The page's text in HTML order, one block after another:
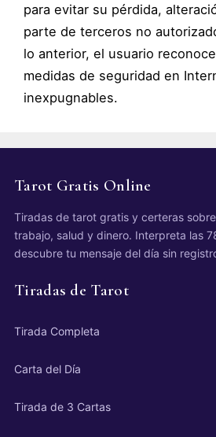
para evitar su pérdida,
parte de terceros no
lo anterior, el usuario
medidas de seguridad en
inexpugnables.
Tarot Gratis Online
Tiradas de tarot gratis y certeras
trabajo, salud y dinero. Interpreta las
descubre tu mensaje del día sin
Tiradas de Tarot
Tirada Completa
Carta del Día
Tirada de 3 Cartas